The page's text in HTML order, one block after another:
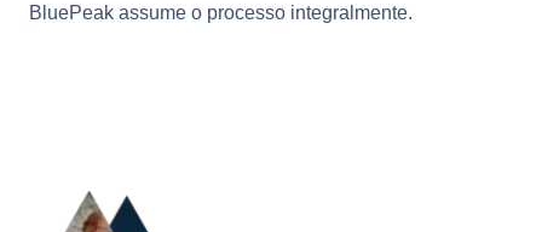
BluePeak assume o processo integralmente.